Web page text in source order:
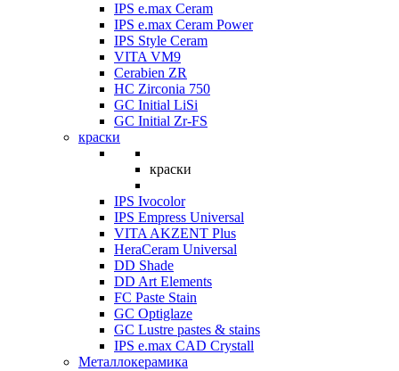
IPS e.max Ceram
IPS e.max Ceram Power
IPS Style Ceram
VITA VM9
Cerabien ZR
HC Zirconia 750
GC Initial LiSi
GC Initial Zr-FS
краски
краски
IPS Ivocolor
IPS Empress Universal
VITA AKZENT Plus
HeraCeram Universal
DD Shade
DD Art Elements
FC Paste Stain
GC Optiglaze
GC Lustre pastes & stains
IPS e.max CAD Crystall
Металлокерамика